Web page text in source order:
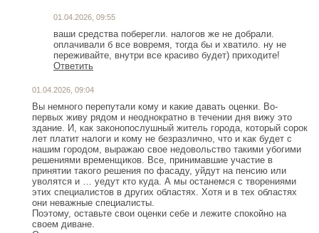
01.04.2026, 09:55
ваши средства поберегли. налогов же не добрали.
оплачивали б все вовремя, тогда бы и хватило. ну не
переживайте, внутри все красиво будет) приходите!
Ответить
01.04.2026, 09:04
Вы немного перепутали кому и какие давать оценки. Во-
первых живу рядом и неоднократно в течении дня вижу это
здание. И, как законопослушный житель города, который сорок
лет платит налоги и кому не безразлично, что и как будет с
нашим городом, выражаю свое недовольство такими убогими
решениями временщиков. Все, принимавшие участие в
принятии такого решения по фасаду, уйдут на пенсию или
уволятся и … уедут кто куда. А мы останемся с творениями
этих специалистов в других областях. Хотя и в тех областях
они неважные специалисты.
Поэтому, оставьте свои оценки себе и лежите спокойно на
своем диване.